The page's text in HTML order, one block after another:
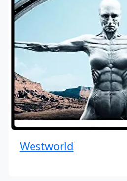
Westworld